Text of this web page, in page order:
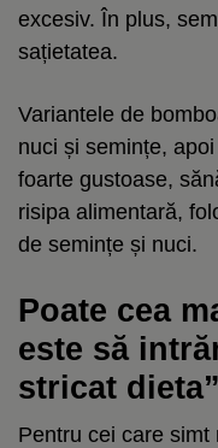
excesiv. În plus,
sațietatea.
Variantele de
nuci și semințe,
foarte gustoase,
risipa alimentară,
de semințe și nuci.
Poate cea
este să
stricat dieta”
Pentru cei care simt